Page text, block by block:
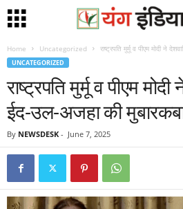
Home Uncategorized राष्ट्रपति मुर्मू व पीएम मोदी ने
UNCATEGORIZED
राष्ट्रपति मुर्मू व पीएम
ईद-उल-अजहा की
By NEWSDESK - June 7, 2025